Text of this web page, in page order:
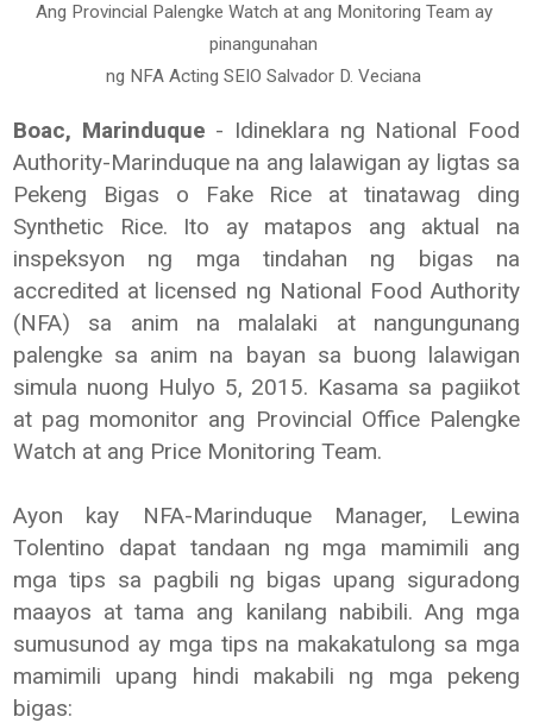
Ang Provincial Palengke Watch at ang Monitoring Team ay
pinangunahan
ng NFA Acting SEIO Salvador D. Veciana
Boac, Marinduque - Idineklara ng National Food
Authority-Marinduque na ang lalawigan ay ligtas sa
Pekeng Bigas o Fake Rice at tinatawag ding
Synthetic Rice. Ito ay matapos ang aktual na
inspeksyon ng mga tindahan ng bigas na
accredited at licensed ng National Food Authority
(NFA) sa anim na malalaki at nangungunang
palengke sa anim na bayan sa buong lalawigan
simula nuong Hulyo 5, 2015. Kasama sa pagiikot
at pag momonitor ang Provincial Office Palengke
Watch at ang Price Monitoring Team.
Ayon kay NFA-Marinduque Manager, Lewina
Tolentino dapat tandaan ng mga mamimili ang
mga tips sa pagbili ng bigas upang siguradong
maayos at tama ang kanilang nabibili. Ang mga
sumusunod ay mga tips na makakatulong sa mga
mamimili upang hindi makabili ng mga pekeng
bigas: